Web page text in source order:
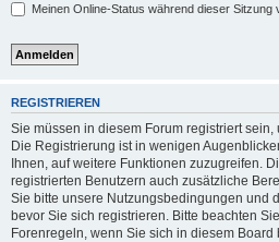
Meinen Online-Status während dieser Sitzung
REGISTRIEREN
Sie müssen in diesem Forum registriert sein,
Die Registrierung ist in wenigen
Ihnen, auf weitere Funktionen zuzugreifen.
registrierten Benutzern auch zusätzliche
Sie bitte unsere Nutzungsbedingungen und
bevor Sie sich registrieren. Bitte beachten
Forenregeln, wenn Sie sich in diesem Board